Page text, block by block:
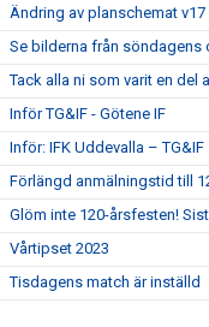
Ändring av planschemat v17
Se bilderna från söndagens
Tack alla ni som varit en del
Inför TG&IF - Götene IF
Inför: IFK Uddevalla – TG&IF
Förlängd anmälningstid till
Glöm inte 120-årsfesten!
Vårtipset 2023
Tisdagens match är inställd